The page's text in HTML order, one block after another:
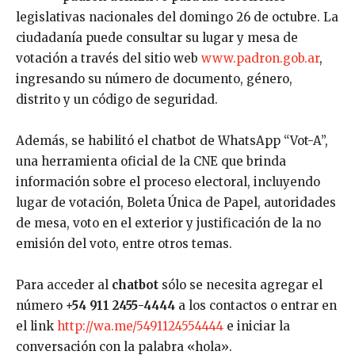
legislativas nacionales del domingo 26 de octubre. La
ciudadanía puede consultar su lugar y mesa de
votación a través del sitio web www.padron.gob.ar,
ingresando su número de documento, género,
distrito y un código de seguridad.
Además, se habilitó el chatbot de WhatsApp “Vot-A”,
una herramienta oficial de la CNE que brinda
información sobre el proceso electoral, incluyendo
lugar de votación, Boleta Única de Papel, autoridades
de mesa, voto en el exterior y justificación de la no
emisión del voto, entre otros temas.
Para acceder al chatbot sólo se necesita agregar el
número +54 911 2455-4444 a los contactos o entrar en
el link http://wa.me/5491124554444 e iniciar la
conversación con la palabra «hola».